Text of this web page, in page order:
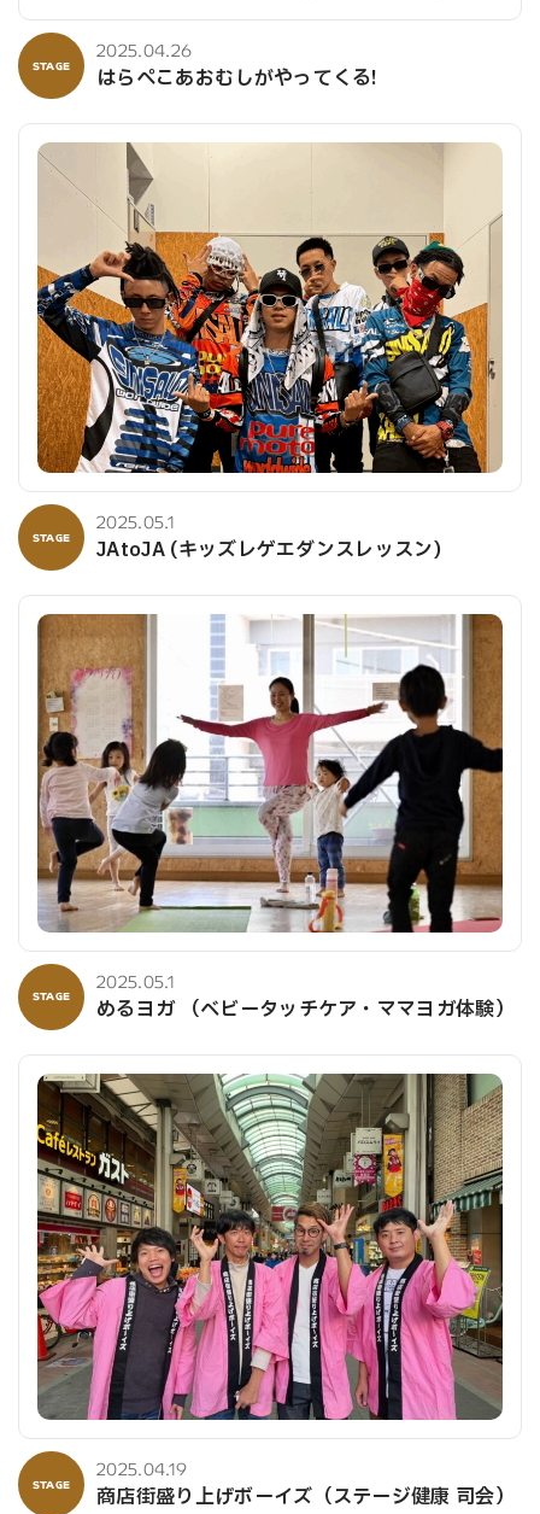
STAGE
2025.04.26
はらぺこあおむしがやってくる!
STAGE
2025.05.1
JAtoJA (キッズレゲエダンスレッスン)
STAGE
2025.05.1
めるヨガ （ベビータッチケア・ママヨガ体験）
STAGE
2025.04.19
商店街盛り上げボーイズ（ステージ健康 司会）